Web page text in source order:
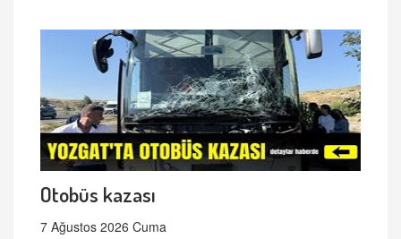
Otobüs kazası
7 Ağustos 2026 Cuma